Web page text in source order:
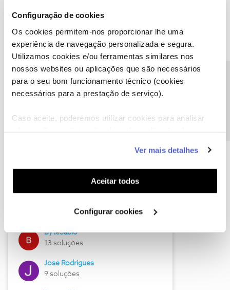
Configuração de cookies
Os cookies permitem-nos proporcionar lhe uma
experiência de navegação personalizada e segura.
Utilizamos cookies e/ou ferramentas similares nos
nossos websites ou aplicações que são necessários
para o seu bom funcionamento técnico (cookies
necessários para a prestação de serviço).
Caso aceite, poderemos utilizar cookies para analisar
funcionalidades (cookies de personalização e
funcionalidade) e adaptar anúncios aos seus interesses
(cookies de publicidade personalizada). Pode gerir a
utilização dos cookies clicando em "Configurar
Ver mais detalhes
Aceitar todos
Configurar cookies
Descubra as novidades de julho
Hall of Fame de julho
17 soluções
ByteSábio
13 soluções
Jose Rodrigues
9 soluções